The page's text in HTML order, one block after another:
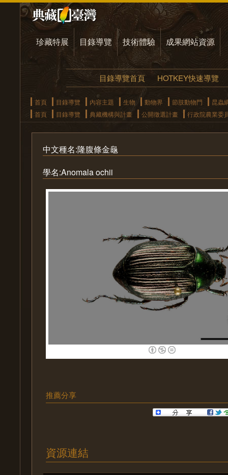
珍藏特展 目錄導覽 技術體驗 成果網站資源
目錄導覽首頁 HOTKEY快速導覽
首頁 目錄導覽 內容主題 生物 動物界 節肢動物門
昆蟲
首頁
目錄導覽 典藏機構與計畫 公開徵選計畫 行政院農業委
中文種名:隆腹條金龜
學名:Anomala ochii
推薦分享
資源連結